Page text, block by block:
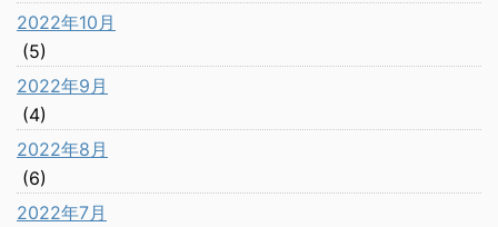
2022年10月
(5)
2022年9月
(4)
2022年8月
(6)
2022年7月